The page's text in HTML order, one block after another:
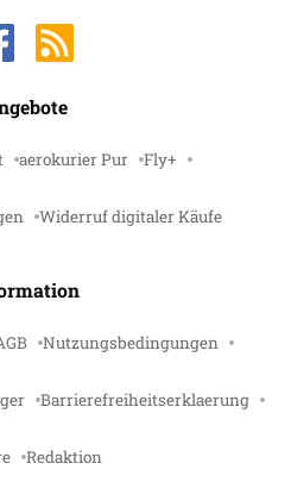
aerokurier Pur Fly+
Widerruf digitaler Käufe
Nutzungsbedingungen
Barrierefreiheitserklaerung
Redaktion